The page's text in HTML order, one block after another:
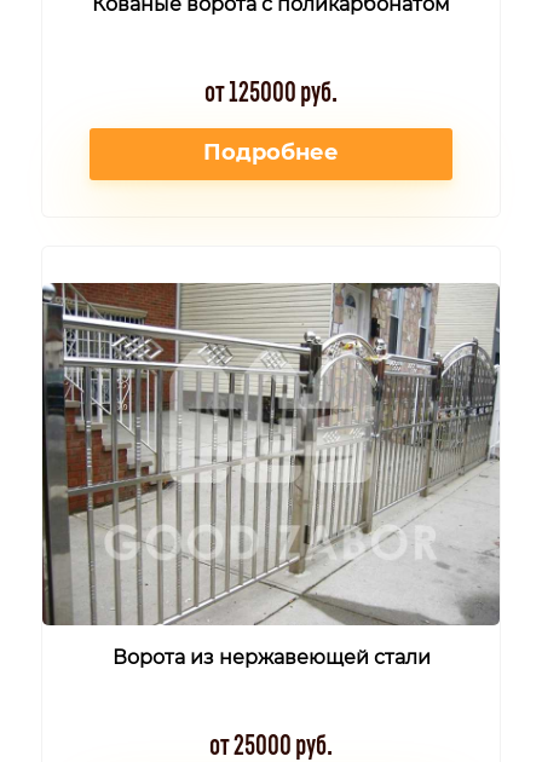
от 125000 руб.
Подробнее
Ворота из нержавеющей стали
от 25000 руб.